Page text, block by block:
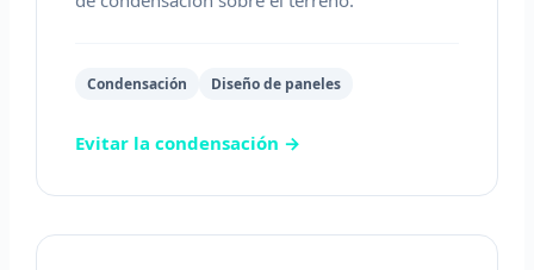
Condensación Diseño de paneles
Evitar la condensación →